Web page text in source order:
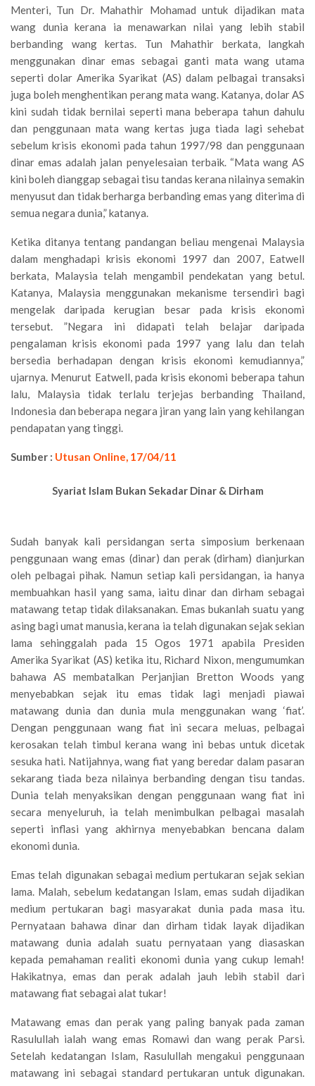
Menteri, Tun Dr. Mahathir Mohamad untuk dijadikan mata
wang dunia kerana ia menawarkan nilai yang lebih stabil
berbanding wang kertas. Tun Mahathir berkata, langkah
menggunakan dinar emas sebagai ganti mata wang utama
seperti dolar Amerika Syarikat (AS) dalam pelbagai transaksi
juga boleh menghentikan perang mata wang. Katanya, dolar AS
kini sudah tidak bernilai seperti mana beberapa tahun dahulu
dan penggunaan mata wang kertas juga tiada lagi sehebat
sebelum krisis ekonomi pada tahun 1997/98 dan penggunaan
dinar emas adalah jalan penyelesaian terbaik. “Mata wang AS
kini boleh dianggap sebagai tisu tandas kerana nilainya semakin
menyusut dan tidak berharga berbanding emas yang diterima di
semua negara dunia,” katanya.
Ketika ditanya tentang pandangan beliau mengenai Malaysia
dalam menghadapi krisis ekonomi 1997 dan 2007, Eatwell
berkata, Malaysia telah mengambil pendekatan yang betul.
Katanya, Malaysia menggunakan mekanisme tersendiri bagi
mengelak daripada kerugian besar pada krisis ekonomi
tersebut. ”Negara ini didapati telah belajar daripada
pengalaman krisis ekonomi pada 1997 yang lalu dan telah
bersedia berhadapan dengan krisis ekonomi kemudiannya,”
ujarnya. Menurut Eatwell, pada krisis ekonomi beberapa tahun
lalu, Malaysia tidak terlalu terjejas berbanding Thailand,
Indonesia dan beberapa negara jiran yang lain yang kehilangan
pendapatan yang tinggi.
Sumber : Utusan Online, 17/04/11
Syariat Islam Bukan Sekadar Dinar & Dirham
Sudah banyak kali persidangan serta simposium berkenaan
penggunaan wang emas (dinar) dan perak (dirham) dianjurkan
oleh pelbagai pihak. Namun setiap kali persidangan, ia hanya
membuahkan hasil yang sama, iaitu dinar dan dirham sebagai
matawang tetap tidak dilaksanakan. Emas bukanlah suatu yang
asing bagi umat manusia, kerana ia telah digunakan sejak sekian
lama sehinggalah pada 15 Ogos 1971 apabila Presiden
Amerika Syarikat (AS) ketika itu, Richard Nixon, mengumumkan
bahawa AS membatalkan Perjanjian Bretton Woods yang
menyebabkan sejak itu emas tidak lagi menjadi piawai
matawang dunia dan dunia mula menggunakan wang ‘fiat’.
Dengan penggunaan wang fiat ini secara meluas, pelbagai
kerosakan telah timbul kerana wang ini bebas untuk dicetak
sesuka hati. Natijahnya, wang fiat yang beredar dalam pasaran
sekarang tiada beza nilainya berbanding dengan tisu tandas.
Dunia telah menyaksikan dengan penggunaan wang fiat ini
secara menyeluruh, ia telah menimbulkan pelbagai masalah
seperti inflasi yang akhirnya menyebabkan bencana dalam
ekonomi dunia.
Emas telah digunakan sebagai medium pertukaran sejak sekian
lama. Malah, sebelum kedatangan Islam, emas sudah dijadikan
medium pertukaran bagi masyarakat dunia pada masa itu.
Pernyataan bahawa dinar dan dirham tidak layak dijadikan
matawang dunia adalah suatu pernyataan yang diasaskan
kepada pemahaman realiti ekonomi dunia yang cukup lemah!
Hakikatnya, emas dan perak adalah jauh lebih stabil dari
matawang fiat sebagai alat tukar!
Matawang emas dan perak yang paling banyak pada zaman
Rasulullah ialah wang emas Romawi dan wang perak Parsi.
Setelah kedatangan Islam, Rasulullah mengakui penggunaan
matawang ini sebagai standard pertukaran untuk digunakan.